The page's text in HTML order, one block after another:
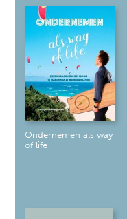
Ondernemen als way
of life